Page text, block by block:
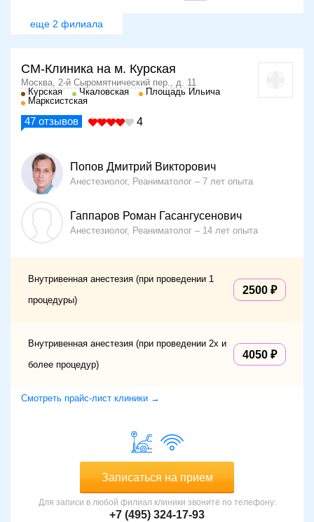
еще 2 филиала
СМ-Клиника на м. Курская
Москва, 2-й Сыромятнический пер., д. 11
Курская
Чкаловская
Площадь Ильича
Марксистская
47 отзывов 4
Попов Дмитрий Викторович
Анестезиолог, Реаниматолог 7 лет опыта
Гаппаров Роман Гасангусенович
Анестезиолог, Реаниматолог 14 лет опыта
Внутривенная анестезия (при проведении 1
процедуры)
2500
Внутривенная анестезия (при проведении 2х и
более процедур)
4050
Смотреть прайс-лист клиники →
Записаться на прием
Для записи в любой филиал клиники звоните по телефону:
+7 (495) 324-17-93